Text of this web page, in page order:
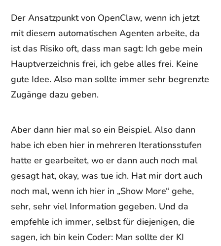
Der Ansatzpunkt von OpenClaw, wenn ich jetzt
mit diesem automatischen Agenten arbeite, da
ist das Risiko oft, dass man sagt: Ich gebe mein
Hauptverzeichnis frei, ich gebe alles frei. Keine
gute Idee. Also man sollte immer sehr begrenzte
Zugänge dazu geben.
Aber dann hier mal so ein Beispiel. Also dann
habe ich eben hier in mehreren Iterationsstufen
hatte er gearbeitet, wo er dann auch noch mal
gesagt hat, okay, was tue ich. Hat mir dort auch
noch mal, wenn ich hier in „Show More“ gehe,
sehr, sehr viel Information gegeben. Und da
empfehle ich immer, selbst für diejenigen, die
sagen, ich bin kein Coder: Man sollte der KI